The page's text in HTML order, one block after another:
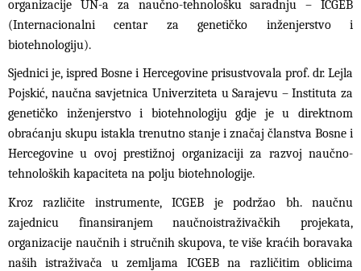
organizacije UN-a za naučno-tehnološku saradnju – ICGEB
(Internacionalni centar za genetičko inženjerstvo i
biotehnologiju).
Sjednici je, ispred Bosne i Hercegovine prisustvovala prof. dr. Lejla
Pojskić, naučna savjetnica Univerziteta u Sarajevu – Instituta za
genetičko inženjerstvo i biotehnologiju gdje je u direktnom
obraćanju skupu istakla trenutno stanje i značaj članstva Bosne i
Hercegovine u ovoj prestižnoj organizaciji za razvoj naučno-
tehnoloških kapaciteta na polju biotehnologije.
Kroz različite instrumente, ICGEB je podržao bh. naučnu
zajednicu finansiranjem naučnoistraživačkih projekata,
organizacije naučnih i stručnih skupova, te više kraćih boravaka
naših istraživača u zemljama ICGEB na različitim oblicima